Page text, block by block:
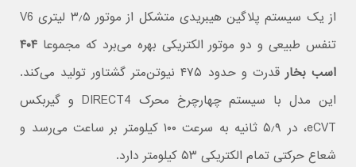
از یک سیستم پلاگین هیبریدی متشکل از موتور ۳٫۵ لیتری V6
تنفس طبیعی و دو موتور الکتریکی بهره می‌برد که مجموعا ۴۰۴
اسب بخار
قدرت و حدود ۴۷۵ نیوتن‌متر گشتاور تولید می‌کند.
این مدل با سیستم چهارچرخ محرک DIRECT4 و گیربکس
eCVT، در ۵٫۹ ثانیه به سرعت ۱۰۰ کیلومتر بر ساعت می‌رسد و
شعاع حرکتی تمام الکتریکی ۵۳ کیلومتر دارد.